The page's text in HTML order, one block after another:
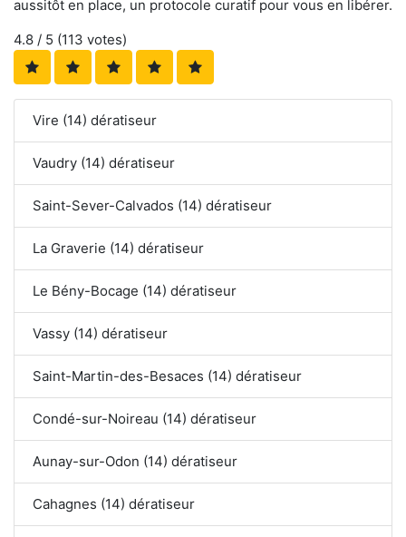
aussitôt en place, un protocole curatif pour vous en libérer.
4.8 / 5 (113 votes)
Vire (14) dératiseur
Vaudry (14) dératiseur
Saint-Sever-Calvados (14) dératiseur
La Graverie (14) dératiseur
Le Bény-Bocage (14) dératiseur
Vassy (14) dératiseur
Saint-Martin-des-Besaces (14) dératiseur
Condé-sur-Noireau (14) dératiseur
Aunay-sur-Odon (14) dératiseur
Cahagnes (14) dératiseur